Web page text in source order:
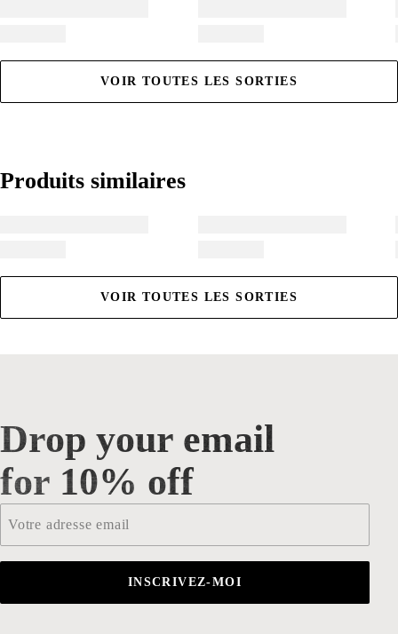
VOIR TOUTES LES SORTIES
Produits similaires
Produits similaires
VOIR TOUTES LES SORTIES
Drop your email for 10% off
Drop your email
for 10% off
INSCRIVEZ-MOI